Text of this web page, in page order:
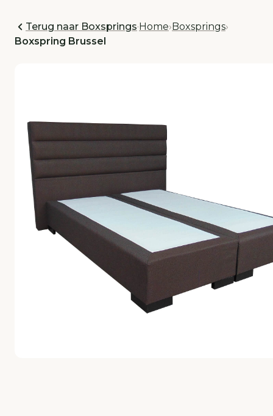
Terug naar Boxsprings·Home›Boxsprings›
Boxspring Brussel